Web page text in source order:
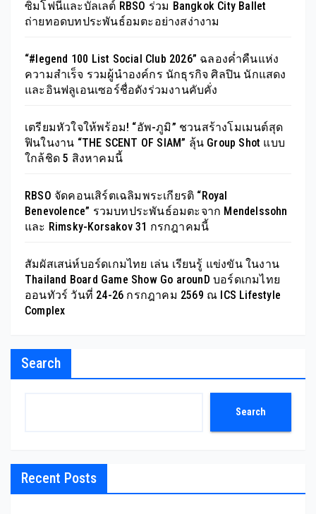
ซิมโฟนีและบัลเลต์ RBSO ร่วม Bangkok City Ballet
ถ่ายทอดบทประพันธ์อมตะอย่างสง่างาม
“#legend 100 List Social Club 2026” ฉลองค่ำคืนแห่ง
ความสำเร็จ รวมผู้นำองค์กร นักธุรกิจ ศิลปิน นักแสดง
และอินฟลูเอนเซอร์ชื่อดังร่วมงานคับคั่ง
เตรียมหัวใจให้พร้อม! “อัพ-ภูมิ” ชวนสร้างโมเมนต์สุด
ฟินในงาน “THE SCENT OF SIAM” ลุ้น Group Shot แบบ
ใกล้ชิด 5 สิงหาคมนี้
RBSO จัดคอนเสิร์ตเฉลิมพระเกียรติ “Royal
Benevolence” รวมบทประพันธ์อมตะจาก Mendelssohn
และ Rimsky-Korsakov 31 กรกฎาคมนี้
สัมผัสเสน่ห์บอร์ดเกมไทย เล่น เรียนรู้ แข่งขัน ในงาน
Thailand Board Game Show Go arounD บอร์ดเกมไทย
ออนทัวร์ วันที่ 24-26 กรกฎาคม 2569 ณ ICS Lifestyle
Complex
Search
Search
Recent Posts